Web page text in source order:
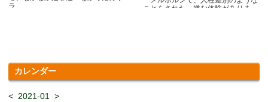
ラ.....
ことをされた、嫌な体験がありま
カレンダー
< 2021-01 >